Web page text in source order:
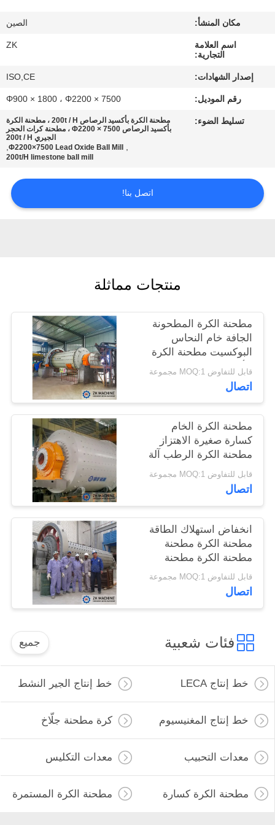
جولة
المعمل
اتصل
اطلب
اقتباس
خريطة
الموقع
سياسة
الخصوصية
مكان المنشأ: الصين
اسم العلامة
التجارية:
ZK
إصدار الشهادات: ISO,CE
رقم الموديل: Φ900 × 1800 ، Φ2200 × 7500
تسليط الضوء:
مطحنة الكرة بأكسيد الرصاص 200t / H ، مطحنة الكرة
بأكسيد الرصاص Φ2200 × 7500 ، مطحنة كرات الحجر
الجيري 200t / H
,
Φ2200×7500 Lead Oxide Ball Mill
,
200t/H limestone ball mill
اتصل بنا!
منتجات مماثلة
مطحنة الكرة المطحونة
الجافة خام النحاس
البوكسيت مطحنة الكرة
الألومينا لطحن الكوارتز
قابل للتفاوض MOQ:1 مجموعة
اتصال
مطحنة الكرة الخام
كسارة صغيرة الاهتزاز
مطحنة الكرة الرطب آلة
0.18 ~ 15TPH
قابل للتفاوض MOQ:1 مجموعة
اتصال
انخفاض استهلاك الطاقة
مطحنة الكرة مطحنة
مطحنة الكرة مطحنة
للمعادن
قابل للتفاوض MOQ:1 مجموعة
اتصال
فئات شعبية جميع
خط إنتاج LECA خط إنتاج الجير النشط
خط إنتاج المغنيسيوم كرة مطحنة جلّاخ
معدات التحبيب معدات التكليس
مطحنة الكرة كسارة مطحنة الكرة المستمرة